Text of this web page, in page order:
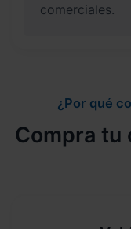
comerciales.
¿Por qué
Compra tu